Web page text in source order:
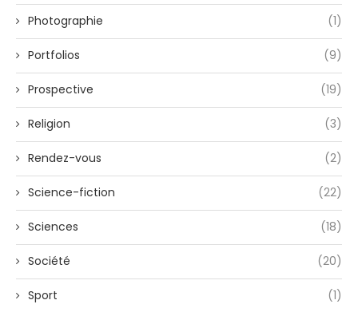
Photographie (1)
Portfolios (9)
Prospective (19)
Religion (3)
Rendez-vous (2)
Science-fiction (22)
Sciences (18)
Société (20)
Sport (1)